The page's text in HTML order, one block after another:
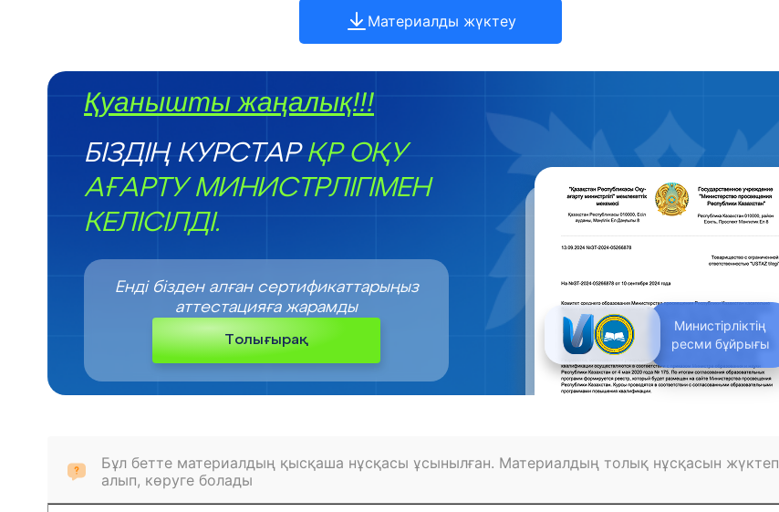
Материалды жүктеу
Қуанышты жаңалық!!!
БІЗДІҢ КУРСТАР ҚР ОҚУ
АҒАРТУ МИНИСТРЛІГІМЕН
КЕЛІСІЛДІ.
Министірліктің
ресми бұйрығы
Енді бізден алған сертификаттарыңыз
аттестацияға жарамды
Толығырақ
Бұл бетте материалдың қысқаша нұсқасы ұсынылған. Материалдың толық нұсқасын жүктеп
алып, көруге болады